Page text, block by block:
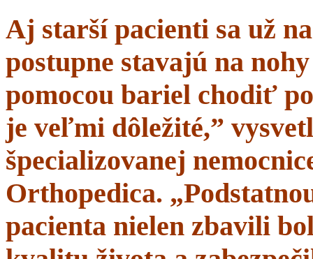
Aj starší pacienti sa už
postupne stavajú na
pomocou bariel chodiť
je veľmi dôležité,”
špecializovanej
Orthopedica.
pacienta nielen zbavili